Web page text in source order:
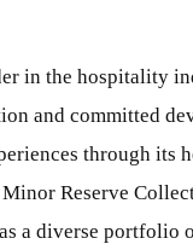
in the hospitality
and committed
through its
Reserve
a diverse portfolio